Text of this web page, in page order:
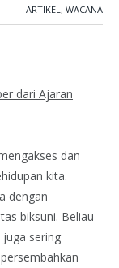
ARTIKEL, WACANA
dari Ajaran
dan
kita.
dengan
biksuni. Beliau
sering